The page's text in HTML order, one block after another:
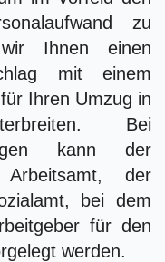
zu
Ihnen einen
mit einem
Ihren Umzug in
Bei
kann der
Arbeitsamt, der
bei dem
für den
werden.